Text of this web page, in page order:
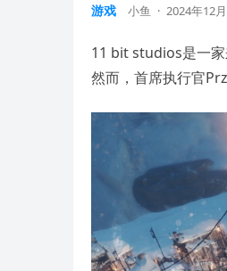
游戏 小鱼 · 2024年12
11 bit studios是一家
然而，首席执行官